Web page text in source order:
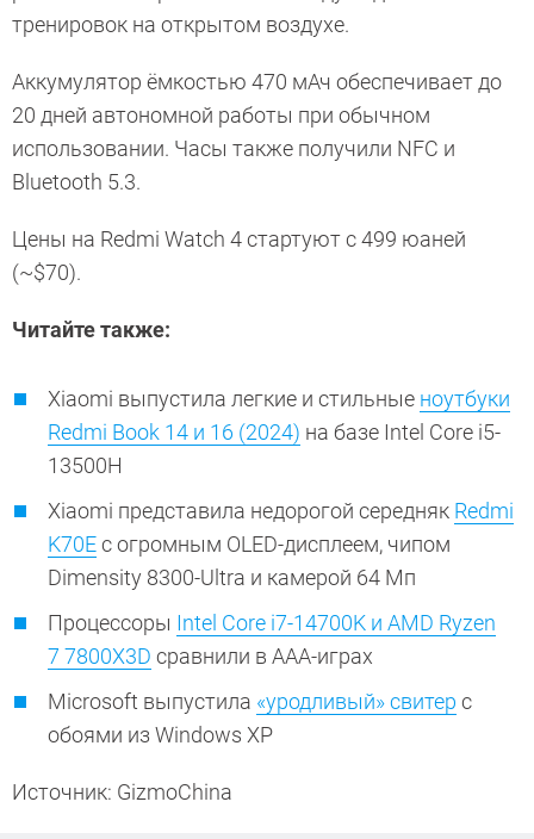
тренировок на открытом воздухе.
Аккумулятор ёмкостью 470 мАч обеспечивает до
20 дней автономной работы при обычном
использовании. Часы также получили NFC и
Bluetooth 5.3.
Цены на Redmi Watch 4 стартуют с 499 юаней
(~$70).
Читайте также:
Xiaomi выпустила легкие и стильные ноутбуки
Redmi Book 14 и 16 (2024) на базе Intel Core i5-
13500H
Xiaomi представила недорогой середняк Redmi
K70Eс огромным OLED-дисплеем, чипом
Dimensity 8300-Ultra и камерой 64 Мп
Процессоры Intel Core i7-14700K и AMD Ryzen
7 7800X3D сравнили в ААА-играх
Microsoft выпустила «уродливый» свитер с
обоями из Windows XP
Источник: GizmoChina